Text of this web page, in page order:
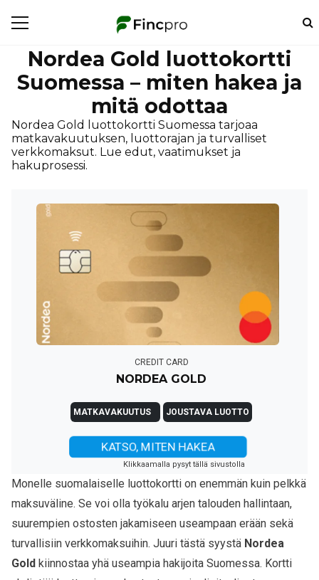
Nordea Gold luottokortti
Suomessa – miten hakea ja
mitä odottaa
Nordea Gold luottokortti Suomessa tarjoaa
matkavakuutuksen, luottorajan ja turvalliset
verkkomaksut. Lue edut, vaatimukset ja
hakuprosessi.
CREDIT CARD
NORDEA GOLD
MATKAVAKUUTUS JOUSTAVA LUOTTO
KATSO, MITEN HAKEA
Klikkaamalla pysyt tällä sivustolla
Monelle suomalaiselle luottokortti on enemmän kuin pelkkä
maksuväline. Se voi olla työkalu arjen talouden hallintaan,
suurempien ostosten jakamiseen useampaan erään sekä
turvallisiin verkkomaksuihin. Juuri tästä syystä Nordea
Gold kiinnostaa yhä useampia hakijoita Suomessa. Kortti